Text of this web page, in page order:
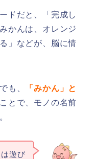
ドだと、「完成し
かんは、オレンジ
」などが、脳に情
も、
「みかん」と
ことで、モノの名前
遊び